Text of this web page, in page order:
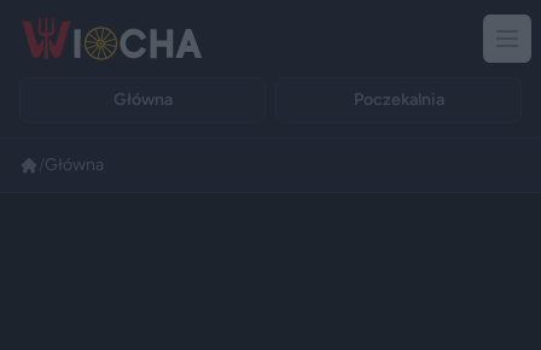
Główna Poczekalnia
Główna